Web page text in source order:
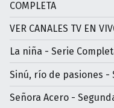
COMPLETA
VER CANALES TV EN
La niña - Serie
Sinú, río de pasiones -
Señora Acero -